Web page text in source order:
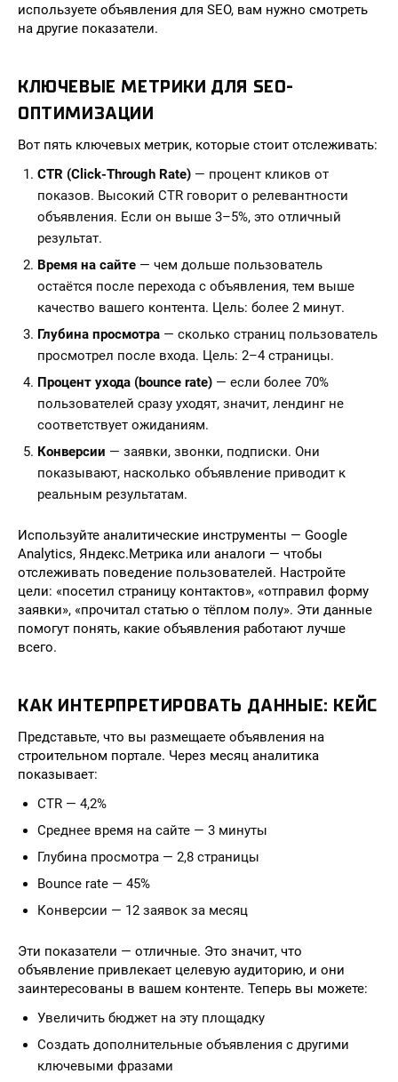
используете объявления для SEO, вам нужно смотреть
на другие показатели.
КЛЮЧЕВЫЕ МЕТРИКИ ДЛЯ SEO-
ОПТИМИЗАЦИИ
Вот пять ключевых метрик, которые стоит отслеживать:
CTR (Click-Through Rate) — процент кликов от
показов. Высокий CTR говорит о релевантности
объявления. Если он выше 3–5%, это отличный
результат.
Время на сайте — чем дольше пользователь
остаётся после перехода с объявления, тем выше
качество вашего контента. Цель: более 2 минут.
Глубина просмотра — сколько страниц пользователь
просмотрел после входа. Цель: 2–4 страницы.
Процент ухода (bounce rate) — если более 70%
пользователей сразу уходят, значит, лендинг не
соответствует ожиданиям.
Конверсии — заявки, звонки, подписки. Они
показывают, насколько объявление приводит к
реальным результатам.
Используйте аналитические инструменты — Google
Analytics, Яндекс.Метрика или аналоги — чтобы
отслеживать поведение пользователей. Настройте
цели: «посетил страницу контактов», «отправил форму
заявки», «прочитал статью о тёплом полу». Эти данные
помогут понять, какие объявления работают лучше
всего.
КАК ИНТЕРПРЕТИРОВАТЬ ДАННЫЕ: КЕЙС
Представьте, что вы размещаете объявления на
строительном портале. Через месяц аналитика
показывает:
CTR — 4,2%
Среднее время на сайте — 3 минуты
Глубина просмотра — 2,8 страницы
Bounce rate — 45%
Конверсии — 12 заявок за месяц
Эти показатели — отличные. Это значит, что
объявление привлекает целевую аудиторию, и они
заинтересованы в вашем контенте. Теперь вы можете:
Увеличить бюджет на эту площадку
Создать дополнительные объявления с другими
ключевыми фразами